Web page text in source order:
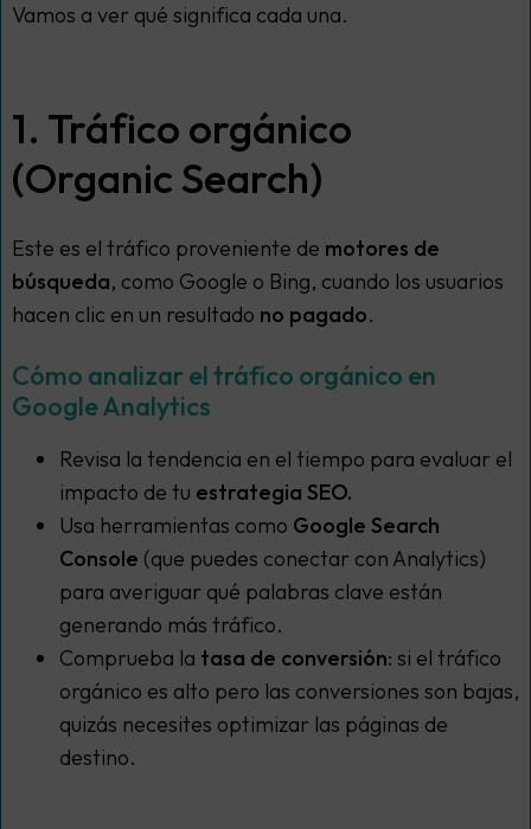
Vamos a ver qué significa cada una.
1. Tráfico orgánico
(Organic Search)
Este es el tráfico proveniente de motores de
búsqueda, como Google o Bing, cuando los usuarios
hacen clic en un resultado no pagado.
Cómo analizar el tráfico orgánico en
Google Analytics
Revisa la tendencia en el tiempo para evaluar el
impacto de tu estrategia SEO.
Usa herramientas como Google Search
Console (que puedes conectar con Analytics)
para averiguar qué palabras clave están
generando más tráfico.
Comprueba la tasa de conversión: si el tráfico
orgánico es alto pero las conversiones son bajas,
quizás necesites optimizar las páginas de
destino.